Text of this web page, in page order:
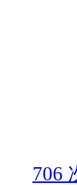
706